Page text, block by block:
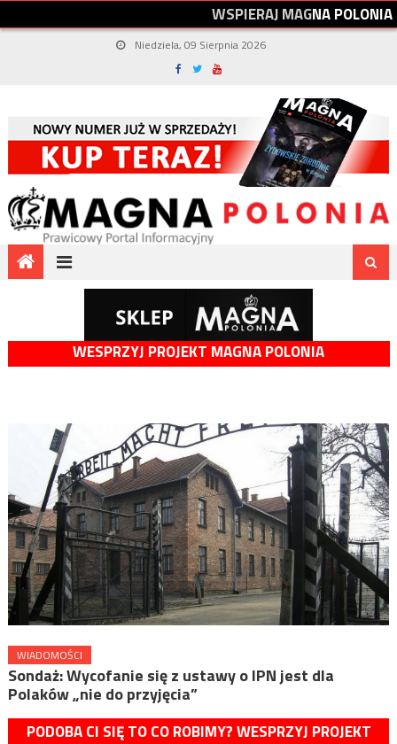
WSPIERAJMAGNAPOLONIA
Niedziela, 09 Sierpnia 2026
WESPRZYJ PROJEKT MAGNA POLONIA
WIADOMOŚCI
Sondaż: Wycofanie się z ustawy o IPN jest dla
Polaków „nie do przyjęcia”
PODOBA CI SIĘ TO CO ROBIMY? WESPRZYJ PROJEKT